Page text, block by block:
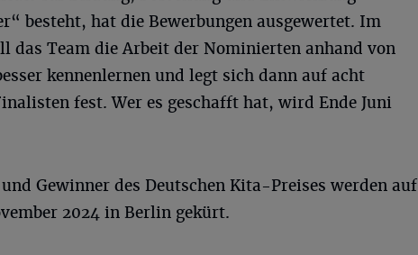
besteht, hat die Bewerbungen ausgewertet. Im
das Team die Arbeit der Nominierten anhand von
kennenlernen und legt sich dann auf acht
fest. Wer es geschafft hat, wird Ende Juni
Gewinner des Deutschen Kita-Preises werden auf
2024 in Berlin gekürt.